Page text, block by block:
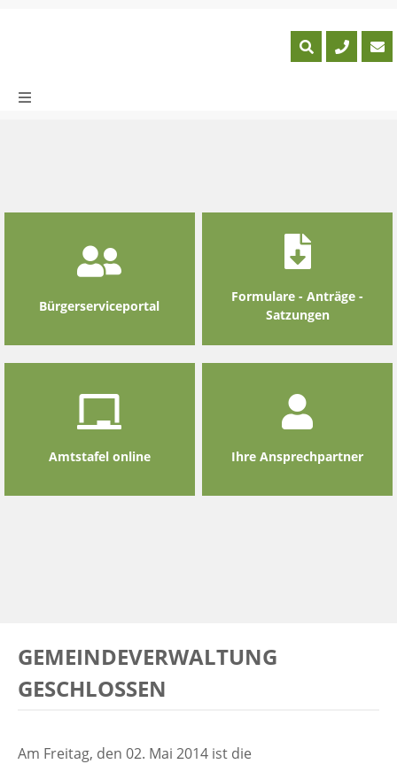
content
Bürgerserviceportal
Formulare - Anträge -
Satzungen
Amtstafel online Ihre Ansprechpartner
GEMEINDEVERWALTUNG
GESCHLOSSEN
Am Freitag, den 02. Mai 2014 ist die